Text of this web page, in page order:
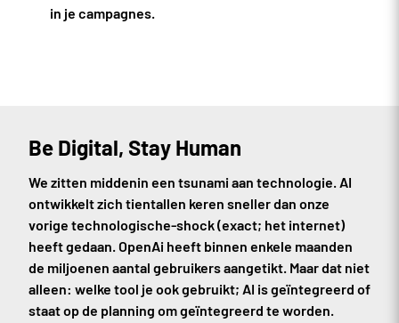
in je campagnes.
Be Digital, Stay Human
We zitten middenin een tsunami aan technologie. AI
ontwikkelt zich tientallen keren sneller dan onze
vorige technologische-shock (exact; het internet)
heeft gedaan. OpenAi heeft binnen enkele maanden
de miljoenen aantal gebruikers aangetikt. Maar dat niet
alleen: welke tool je ook gebruikt; AI is geïntegreerd of
staat op de planning om geïntegreerd te worden.